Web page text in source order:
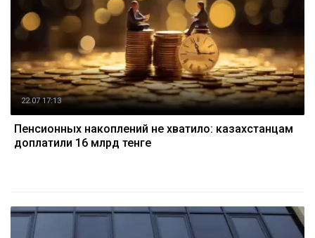
22.07 17:13
Пенсионных накоплений не хватило: казахстанцам
доплатили 16 млрд тенге